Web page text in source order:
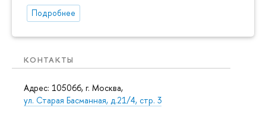
Подробнее
КОНТАКТЫ
Адрес: 105066, г. Москва,
ул. Старая Басманная, д.21/4, стр. 3